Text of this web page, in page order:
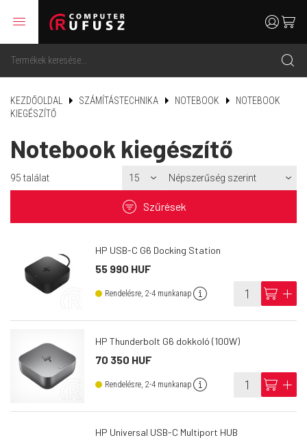
menu
search
usercart
KEZDŐOLDAL SZÁMÍTÁSTECHNIKA NOTEBOOK
NOTEBOOK
KIEGÉSZÍTŐ
Notebook kiegészítő
95 találat
filter Szűrések
HP USB-C G6 Docking Station
55 990 HUF
Rendelésre, 2-4 munkanap info cart add
HP Thunderbolt G6 dokkoló (100W)
70 350 HUF
Rendelésre, 2-4 munkanap info cart add
HP Universal USB-C Multiport HUB